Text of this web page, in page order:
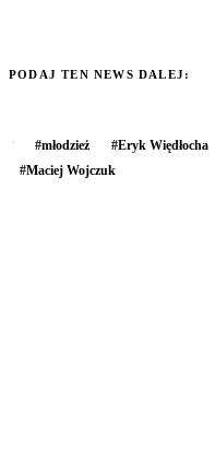
PODAJ TEN NEWS DALEJ:
#młodzież #Eryk Więdłocha
#Maciej Wojczuk